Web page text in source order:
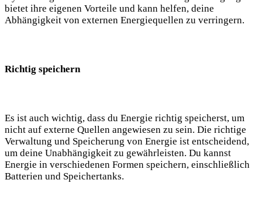
bietet ihre eigenen ‍Vorteile und kann helfen, deine
Abhängigkeit von externen Energiequellen‍ zu verringern.
Richtig speichern
Es ist auch wichtig, dass du Energie richtig speicherst, um ​
nicht auf⁢ externe⁤ Quellen angewiesen zu sein. ⁤Die richtige
Verwaltung und Speicherung von Energie ist entscheidend,
um deine Unabhängigkeit ​zu ​gewährleisten. Du kannst
Energie in verschiedenen ‍Formen speichern, einschließlich
Batterien und Speichertanks.‌